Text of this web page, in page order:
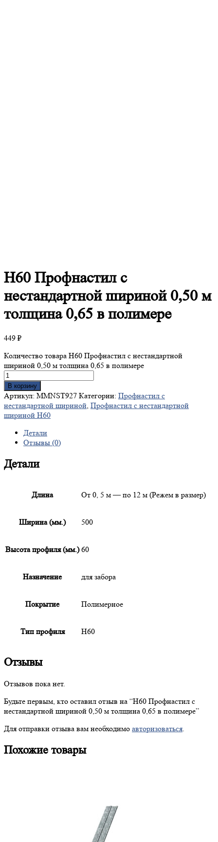
Н60Профнастил с
нестандартной шириной 0,50 м
толщина 0,65 в полимере
449 ₽
Количество товара Н60 Профнастил с нестандартной
шириной 0,50 м толщина 0,65 в полимере
В корзину
Артикул: MMNST927 Категории: Профнастил с
нестандартной шириной, Профнастил с нестандартной
шириной Н60
Детали
Отзывы (0)
Детали
Длина От 0, 5 м — по 12 м (Режем в размер)
Ширина (мм.) 500
Высота профиля (мм.) 60
Назначение для забора
Покрытие Полимерное
Тип профиля Н60
Отзывы
Отзывов пока нет.
Будьте первым, кто оставил отзыв на “Н60 Профнастил с
нестандартной шириной 0,50 м толщина 0,65 в полимере”
Для отправки отзыва вам необходимо авторизоваться.
Похожие товары